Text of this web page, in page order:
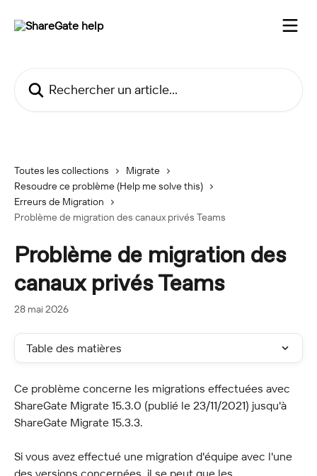
Toutes les collections
Migrate
Resoudre ce problème (Help me solve this)
Erreurs de Migration
Problème de migration des canaux privés Teams
Problème de migration des
canaux privés Teams
28 mai 2026
Table des matières
Ce problème concerne les migrations effectuées avec
ShareGate Migrate 15.3.0 (publié le 23/11/2021) jusqu'à
ShareGate Migrate 15.3.3.
Si vous avez effectué une migration d'équipe avec l'une